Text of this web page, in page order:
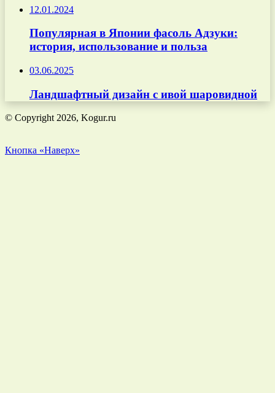
12.01.2024
Популярная в Японии фасоль Адзуки:
история, использование и польза
03.06.2025
Ландшафтный дизайн с ивой шаровидной
© Copyright 2026, Kogur.ru
Кнопка «Наверх»